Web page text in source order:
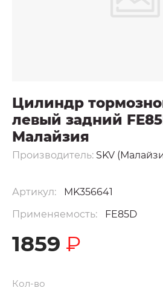
Цилиндр
левый задний
Малайзия
Производитель: SKV
Артикул:
MK356641
Применяемость:
FE85D
1859 ₽
Кол-во